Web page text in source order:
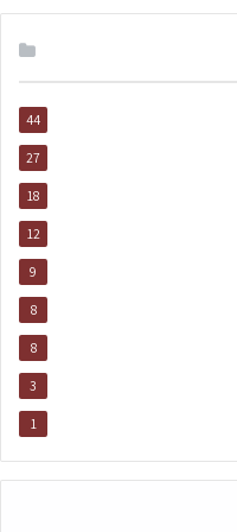
44
27
18
12
9
8
8
3
1